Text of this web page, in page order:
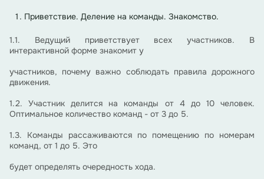
Приветствие. Деление на команды. Знакомство.
1.1. Ведущий приветствует всех участников. В
интерактивной форме знакомит у
участников, почему важно соблюдать правила дорожного
движения.
1.2. Участник делится на команды от 4 до 10 человек.
Оптимальное количество команд - от 3 до 5.
1.3. Команды рассаживаются по помещению по номерам
команд, от 1 до 5. Это
будет определять очередность хода.